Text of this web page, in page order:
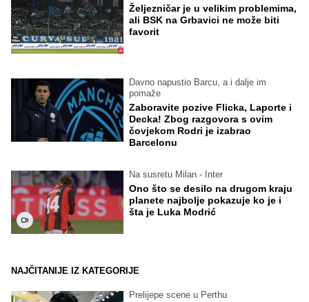
Željezničar je u velikim problemima,
ali BSK na Grbavici ne može biti
favorit
Davno napustio Barcu, a i dalje im
pomaže
Zaboravite pozive Flicka, Laporte i
Decka! Zbog razgovora s ovim
čovjekom Rodri je izabrao
Barcelonu
Na susretu Milan - Inter
Ono što se desilo na drugom kraju
planete najbolje pokazuje ko je i
šta je Luka Modrić
NAJČITANIJE IZ KATEGORIJE
Prelijepe scene u Perthu